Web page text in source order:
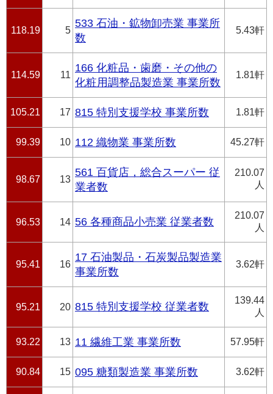
118.19 5
533 石油・鉱物卸売業 事業所
数
5.43軒
114.59 11
166 化粧品・歯磨・その他の
化粧用調整品製造業 事業所数
1.81軒
105.21 17 815 特別支援学校 事業所数 1.81軒
99.39 10 112 織物業 事業所数 45.27軒
98.67 13
561 百貨店，総合スーパー 従
業者数
210.07
人
96.53 14 56 各種商品小売業 従業者数
210.07
人
95.41 16
17 石油製品・石炭製品製造業
事業所数
3.62軒
95.21 20 815 特別支援学校 従業者数
139.44
人
93.22 13 11 繊維工業 事業所数 57.95軒
90.84 15 095 糖類製造業 事業所数 3.62軒